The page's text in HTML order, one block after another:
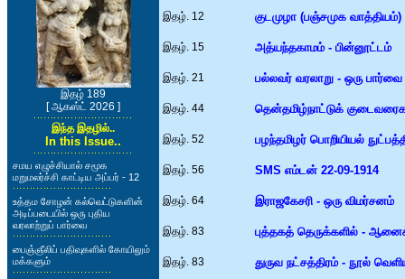
இதழ் 189
[ ஆகஸ்ட் 2026 ]
இந்த இதழில்..
In this Issue..
சமய எழுச்சியால் சமூக
மறுமலர்ச்சி காட்டிய அப்பர் - 12
உத்தம சோழன் கல்வெட்டுகளின்
அடிப்படையில் ஒரு புதிய
வரலாற்றுப் பார்வை
பைஞ்ஞீலிப் பதிவுகளில் கோயிலும்
மக்களும்
இதழ். 12 குடமுழா (பஞ்சமுக வாத்தியம்)
இதழ். 15 அத்யந்தகாமம் - பின்னூட்டம்
இதழ். 21 பல்லவர் வரலாறு - ஒரு பார்வை
இதழ். 44 தென்தமிழ்நாட்டுக்
இதழ். 52 பழந்தமிழர் பொறியியல்
இதழ். 56 SMS எம்டன் 22-09-1914
இதழ். 64 இராஜகேசரி - ஒரு விமர்சனம்
இதழ். 83 புத்தகத் தெருக்களில் -
இதழ். 83 துருவ நட்சத்திரம் - நூல்